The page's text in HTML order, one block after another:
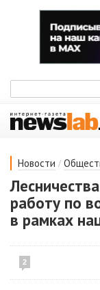
Новости /
работу по
в рамках
2